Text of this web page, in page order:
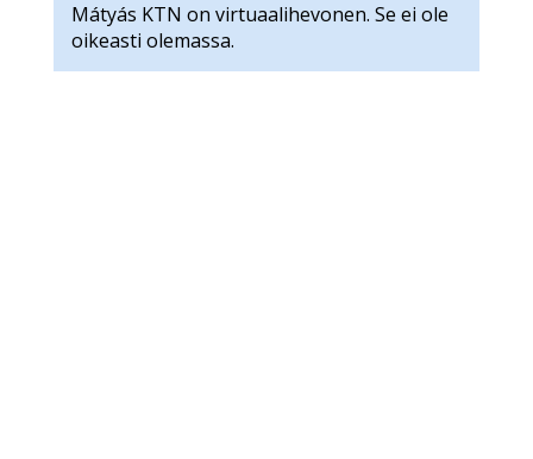
Mátyás KTN on virtuaalihevonen. Se ei ole
oikeasti olemassa.